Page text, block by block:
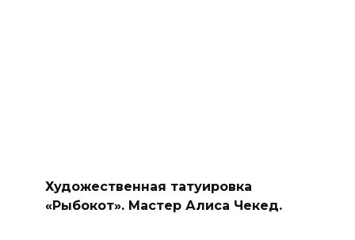
Художественная татуировка
«Рыбокот». Мастер Алиса Чекед.